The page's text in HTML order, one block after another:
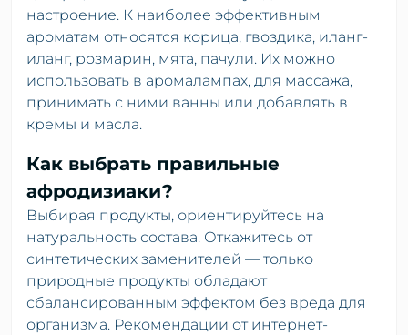
настроение. К наиболее эффективным
ароматам относятся корица, гвоздика, иланг-
иланг, розмарин, мята, пачули. Их можно
использовать в аромалампах, для массажа,
принимать с ними ванны или добавлять в
кремы и масла.
Как выбрать правильные
афродизиаки?
Выбирая продукты, ориентируйтесь на
натуральность состава. Откажитесь от
синтетических заменителей — только
природные продукты обладают
сбалансированным эффектом без вреда для
организма. Рекомендации от интернет-